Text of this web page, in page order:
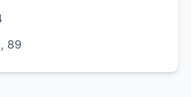
89